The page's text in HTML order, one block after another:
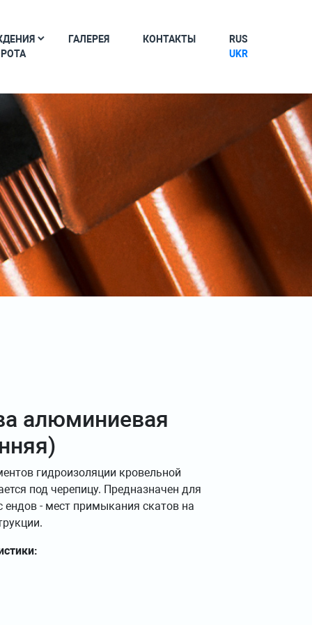
ГАЛЕРЕЯ КОНТАКТЫ
RUS
UKR
алюминиевая
гидроизоляции кровельной
под черепицу. Предназначен для
- мест примыкания скатов на